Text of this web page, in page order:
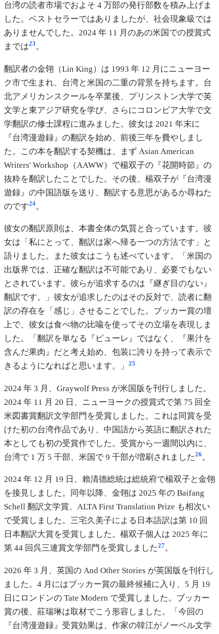
台湾の読者市場でおよそ 4 万部の発行部数を積み上げま
した。ベストセラーではありましたが、社会現象級では
ありませんでした。2024 年 11 月のあの米国での授賞式
までは23。
翻訳者の金翎（Lin King）は 1993 年 12 月にニューヨー
ク市で生まれ、台湾と米国の二重の背景を持ちます。台
北アメリカンスクールを卒業後、プリンストン大学で英
文学と東アジア研究を学び、さらにコロンビア大学で文
学翻訳の修士課程に進みました。彼女は 2021 年末に
『台湾漫遊録』の翻訳を始め、前後三年を費やしまし
た。この本を翻訳する契機は、まず Asian American
Writers' Workshop（AAWW）で楊双子の『花開時節』の
抜粋を翻訳したことでした。その後、楊双子が『台湾漫
遊録』の中国語版を送り、翻訳する意思があるか尋ねた
のです24。
彼女の翻訳原則は、本書全体の気質と合っています。彼
女は「私にとって、翻訳は家へ帰る一つの方法です」と
語りました。また彼女はこうも述べています。「米国の
出版界では、正確な翻訳は不可能であり、必要でもない
とされています。彼らが追求するのは『継ぎ目のない』
翻訳です。」彼女が追求したのはその反対で、読者に翻
訳の存在を「感じ」させることでした。ブッカー賞の壇
上で、彼女は食べ物の比喩を使ってその立場を表現しま
した。「翻訳を単なる『ピューレ』ではなく、『果汁を
含んだ果肉』だと考え始め、包装に誇りを持って表示で
きるようになればと思います。」
25
2024 年 3 月、Graywolf Press が米国版を刊行しました。
2024 年 11 月 20 日、ニューヨークの授賞式で第 75 回全
米図書賞翻訳文学部門を受賞しました。これは同賞を受
けた初の台湾作品であり、中国語から英語に翻訳された
本としても初の受賞作でした。受賞から一週間以内に、
台湾で 1 万 5 千部、米国で 9 千部が増刷されました26。
2024 年 12 月 19 日、賴清德総統は総統府で楊双子と金翎
を接見しました。同年以降、金翎は 2025 年の Baifang
Schell 翻訳文学賞、ALTA First Translation Prize も相次い
で受賞しました。三宅久美子による日本語訳は第 10 回
日本翻訳大賞を受賞しました。楊双子個人は 2025 年に
第 44 回呉三連賞文学部門を受賞しました27。
2026 年 3 月、英国の And Other Stories が英国版を刊行し
ました。4 月にはブッカー賞の最終候補に入り、5 月 19
日にロンドンの Tate Modern で受賞しました。ブッカー
賞の後、莊瑞琳は取材でこう形容しました。「今回の
『台湾漫遊録』受賞効果は、作家の韓江がノーベル文学